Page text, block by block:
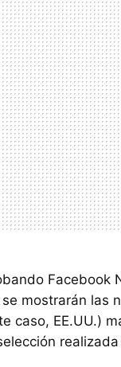
Facebook
mostrarán las
caso, EE.UU.)